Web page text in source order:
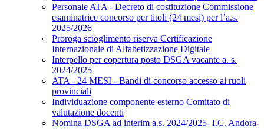
Personale ATA - Decreto di costituzione Commissione
esaminatrice concorso per titoli (24 mesi) per l’a.s.
2025/2026
Proroga scioglimento riserva Certificazione
Internazionale di Alfabetizzazione Digitale
Interpello per copertura posto DSGA vacante a. s.
2024/2025
ATA - 24 MESI - Bandi di concorso accesso ai ruoli
provinciali
Individuazione componente esterno Comitato di
valutazione docenti
Nomina DSGA ad interim a.s. 2024/2025- I.C. Andora-